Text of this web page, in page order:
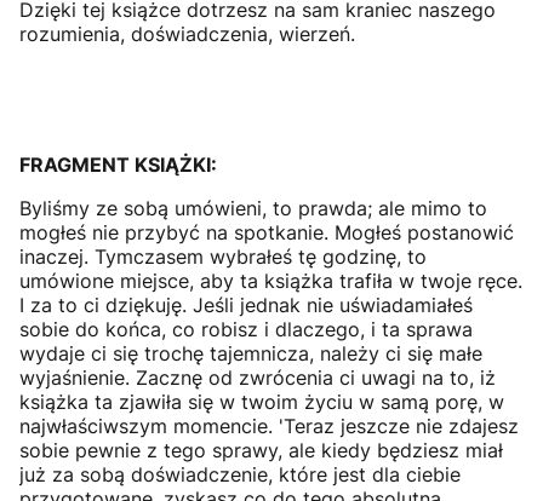
Dzięki tej książce dotrzesz na sam kraniec naszego
rozumienia, doświadczenia, wierzeń.
FRAGMENT KSIĄŻKI:
Byliśmy ze sobą umówieni, to prawda; ale mimo to
mogłeś nie przybyć na spotkanie. Mogłeś postanowić
inaczej. Tymczasem wybrałeś tę godzinę, to
umówione miejsce, aby ta książka trafiła w twoje ręce.
I za to ci dziękuję. Jeśli jednak nie uświadamiałeś
sobie do końca, co robisz i dlaczego, i ta sprawa
wydaje ci się trochę tajemnicza, należy ci się małe
wyjaśnienie. Zacznę od zwrócenia ci uwagi na to, iż
książka ta zjawiła się w twoim życiu w samą porę, w
najwłaściwszym momencie. 'Teraz jeszcze nie zdajesz
sobie pewnie z tego sprawy, ale kiedy będziesz miał
już za sobą doświadczenie, które jest dla ciebie